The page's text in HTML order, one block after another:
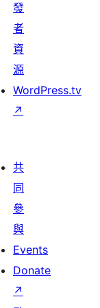
發
者
資
源
WordPress.tv
↗
共
同
參
與
Events
Donate
↗